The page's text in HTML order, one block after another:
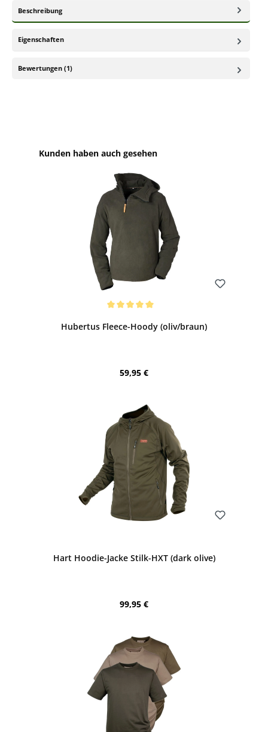
Beschreibung
Eigenschaften
Bewertungen (1)
Produktgalerie überspringen
Kunden haben auch gesehen
Hubertus Fleece-Hoody (oliv/braun)
Regulärer Preis:
59,95 €
Hart Hoodie-Jacke Stilk-HXT (dark olive)
Regulärer Preis:
99,95 €